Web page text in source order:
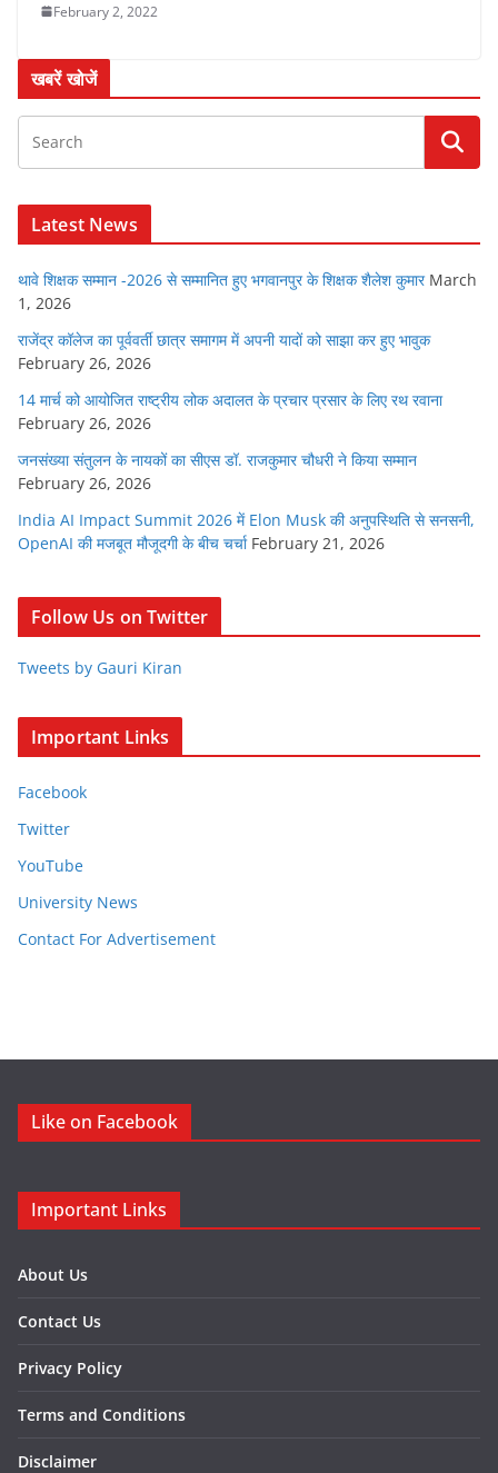
February 2, 2022
खबरें खोजें
Latest News
थावे शिक्षक सम्मान -2026 से सम्मानित हुए भगवानपुर के शिक्षक शैलेश कुमार March
1, 2026
राजेंद्र कॉलेज का पूर्ववर्ती छात्र समागम में अपनी यादों को साझा कर हुए भावुक
February 26, 2026
14 मार्च को आयोजित राष्ट्रीय लोक अदालत के प्रचार प्रसार के लिए रथ रवाना
February 26, 2026
जनसंख्या संतुलन के नायकों का सीएस डॉ. राजकुमार चौधरी ने किया सम्मान
February 26, 2026
India AI Impact Summit 2026 में Elon Musk की अनुपस्थिति से सनसनी,
OpenAI की मजबूत मौजूदगी के बीच चर्चा February 21, 2026
Follow Us on Twitter
Tweets by Gauri Kiran
Important Links
Facebook
Twitter
YouTube
University News
Contact For Advertisement
Like on Facebook
Important Links
About Us
Contact Us
Privacy Policy
Terms and Conditions
Disclaimer